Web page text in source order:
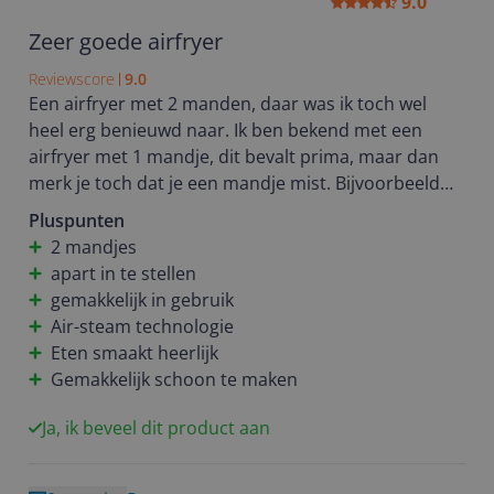
Zeer goede airfryer
Reviewscore 9.0
Een airfryer met 2 manden, daar was ik toch wel
heel erg benieuwd naar. Ik ben bekend met een
airfryer met 1 mandje, dit bevalt prima, maar dan
merk je toch dat je een mandje mist. Bijvoorbeeld
als je een patatje eet en je eigenlijk ook wel een
snack tegelijkertijd wilt bereiden. Of bijvoorbeeld
voor het gehele gezin patat wil bereiden, zonder dat
je op elkaar moet wachten
Het ontwerp van deze airfryer is stijlvol, groot van
formaat, goede uitstraling en van stevige kwaliteit.
Een airfryer is tegenwoordig niet alleen voor snacks.
In de afgelopen jaren is er veel aandacht heb
besteedt aan het vernieuwen van de technologie. In
Pluspunten
2 mandjes
apart in te stellen
gemakkelijk in gebruik
Air-steam technologie
Eten smaakt heerlijk
Gemakkelijk schoon te maken
Ja, ik beveel dit product aan